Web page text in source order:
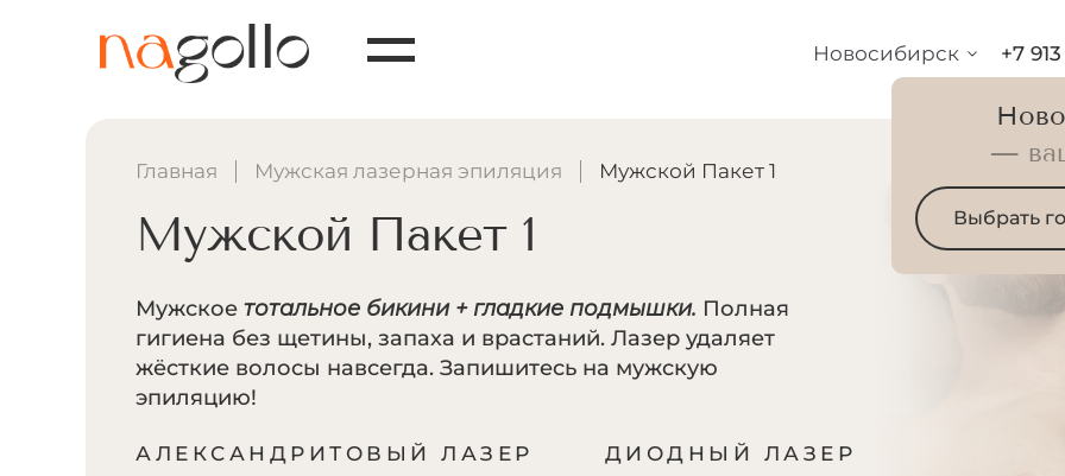
Новосибирск
—
Выбрать
+7
Главная Мужская лазерная эпиляция Мужской Пакет 1
Мужской Пакет 1
Мужское тотальное бикини + гладкие подмышки. Полная
гигиена без щетины, запаха и врастаний. Лазер удаляет
жёсткие волосы навсегда. Запишитесь на мужскую
эпиляцию!
АЛЕКСАНДРИТОВЫЙ ЛАЗЕР ДИОДНЫЙ ЛАЗЕР